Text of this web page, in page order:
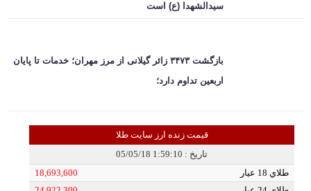
سیدالشهدا (ع) است
بازگشت ۳۴۷۳ زائر گیلانی از مرز مهران؛ خدمات تا پایان
اربعین تداوم دارد؛